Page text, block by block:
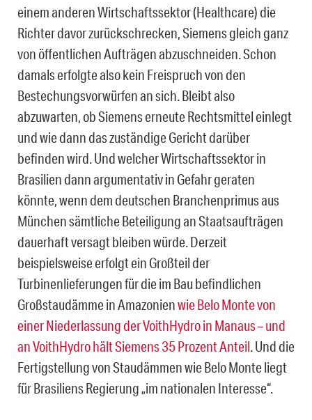
einem anderen Wirtschaftssektor (Healthcare) die
Richter davor zurückschrecken, Siemens gleich ganz
von öffentlichen Aufträgen abzuschneiden. Schon
damals erfolgte also kein Freispruch von den
Bestechungsvorwürfen an sich. Bleibt also
abzuwarten, ob Siemens erneute Rechtsmittel einlegt
und wie dann das zuständige Gericht darüber
befinden wird. Und welcher Wirtschaftssektor in
Brasilien dann argumentativ in Gefahr geraten
könnte, wenn dem deutschen Branchenprimus aus
München sämtliche Beteiligung an Staatsaufträgen
dauerhaft versagt bleiben würde. Derzeit
beispielsweise erfolgt ein Großteil der
Turbinenlieferungen für die im Bau befindlichen
Großstaudämme in Amazonienwie Belo Monte von
einer Niederlassung der VoithHydro in Manaus – und
an VoithHydro hält Siemens 35 Prozent Anteil. Und die
Fertigstellung von Staudämmen wie Belo Monte liegt
für Brasiliens Regierung „im nationalen Interesse“.